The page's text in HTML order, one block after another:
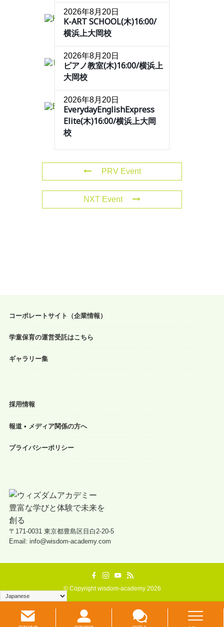
2026年8月20日
K-ART SCHOOL(木)16:00/
横浜上大岡校
2026年8月20日
ピアノ教室(木)16:00/横浜上
大岡校
2026年8月20日
EverydayEnglishExpress
Elite(木)16:00/横浜上大岡
校
PRV Event
NXT Event
コーポレートサイト（企業情報）
学童保育の運営受託はこちら
ギャラリー集
採用情報
報道 • メディア関係の方へ
プライバシーポリシー
〒171-0031 東京都豊島区目白2-20-5
Email: info@wisdom-academy.com
©Copyright wisdom-academy 2026